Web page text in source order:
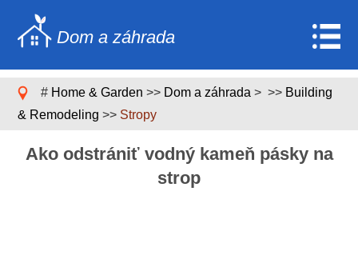
Dom a záhrada
# Home & Garden >> Dom a záhrada > >> Building
& Remodeling >> Stropy
Ako odstrániť vodný kameň pásky na
strop